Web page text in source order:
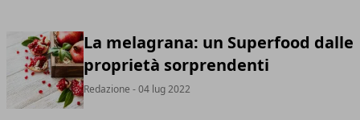
La melagrana: un Superfood dalle
proprietà sorprendenti
Redazione - 04 lug 2022